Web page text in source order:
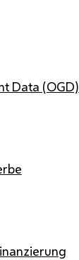
Data (OGD)